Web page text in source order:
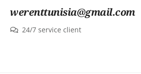
werenttunisia@gmail.com
24/7 service client